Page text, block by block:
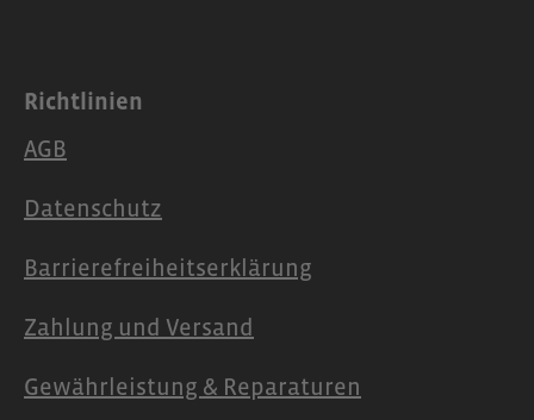
Richtlinien
AGB
Datenschutz
Barrierefreiheitserklärung
Zahlung und Versand
Gewährleistung & Reparaturen